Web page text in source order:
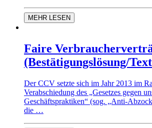
MEHR LESEN
Faire
(Bestätigungslösung/
Der CCV setzte sich im Jahr 2013 im
Verabschiedung des „Gesetzes gegen
Geschäftspraktiken“ (sog. „Anti-
die …